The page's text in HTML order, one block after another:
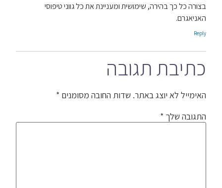
בצורה כל כך בהירה, שימושית ומעניינת את כל גווני טיפוסי
האניאגרם.
Reply
כתיבת תגובה
האימייל לא יוצג באתר. שדות החובה מסומנים *
התגובה שלך *